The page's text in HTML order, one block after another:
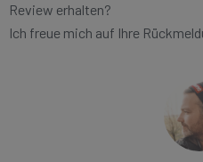
Review erhalten?
Ich freue mich auf Ihre